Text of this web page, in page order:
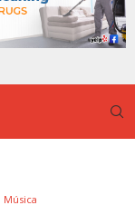
Música